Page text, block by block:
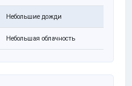
Небольшие дожди
Небольшая облачность